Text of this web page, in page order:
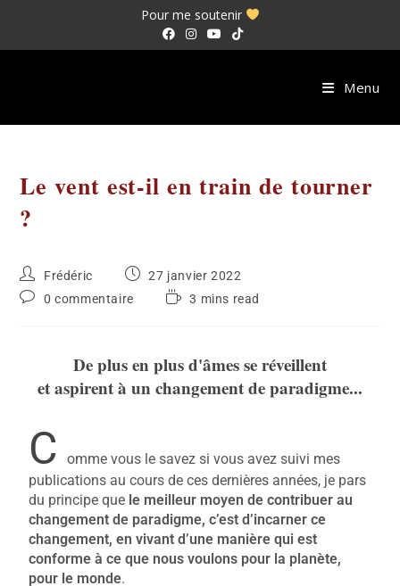
Pour me soutenir
Menu
Le vent est-il en train de tourner
?
Frédéric
27 janvier 2022
0 commentaire
3 mins read
De plus en plus d'âmes se réveillent
et aspirent à un changement de paradigme...
C
omme vous le savez si vous avez suivi mes
publications au cours de ces dernières années, je pars
du principe que le meilleur moyen de contribuer au
changement de paradigme, c’est d’incarner ce
changement, en vivant d’une manière qui est
conforme à ce que nous voulons pour la planète,
pour le monde.